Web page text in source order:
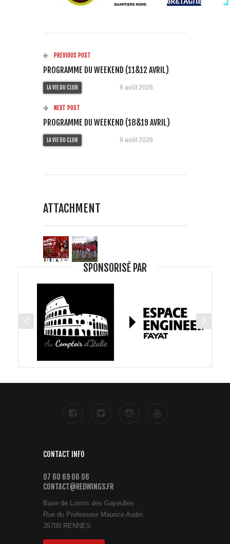
PREVIOUS POST
PROGRAMME DU WEEKEND (11&12 AVRIL)
LA VIE DU CLUB 9 août 2026
NEXT POST
PROGRAMME DU WEEKEND (18&19 AVRIL)
LA VIE DU CLUB 9 août 2026
ATTACHMENT
SPONSORISÉ PAR
CONTACT INFO
07 60 69 06 06
CONTACT@REDWINGS.FR
Base de Loisirs des Gayeulles
Rue du Professeur Maurice Audin
35700 RENNES